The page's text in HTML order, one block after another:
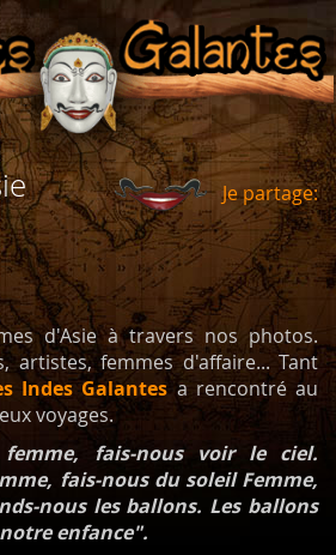
Je partage:
d'Asie à travers nos photos.
artistes, femmes d'affaire... Tant
Indes Galantes a rencontré au
voyages.
femme, fais-nous voir le ciel.
fais-nous du soleil Femme,
nous les ballons. Les ballons
enfance".